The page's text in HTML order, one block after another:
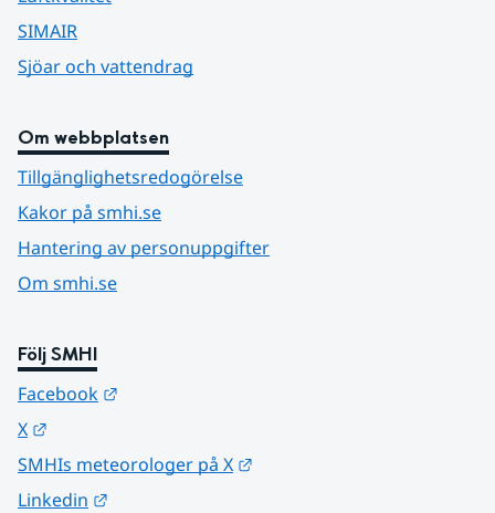
SIMAIR
Sjöar och vattendrag
Om webbplatsen
Tillgänglighetsredogörelse
Kakor på smhi.se
Hantering av personuppgifter
Om smhi.se
Följ SMHI
Facebook
X
SMHIs meteorologer på X
Linkedin